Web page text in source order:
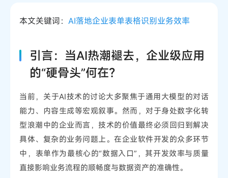
本文关键词：AI落地企业表单表格识别 业务效率
引言：当AI热潮褪去，企业级应用
的“硬骨头”何在？
当前，关于AI技术的讨论大多聚焦于通用大模型的对话
能力、内容生成等宏观叙事。然而，对于身处数字化转
型浪潮中的企业而言，技术的价值最终必须回归到解决
具体、复杂的业务问题上。在企业软件开发的众多环节
中，表单作为最核心的“数据入口”，其开发效率与质量
直接影响业务流程的顺畅度与数据资产的准确性。